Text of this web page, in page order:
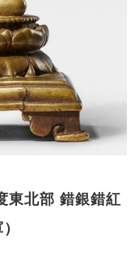
東北部 錯銀錯紅